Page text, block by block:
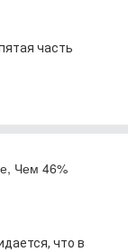
часть
Чем 46%
что в